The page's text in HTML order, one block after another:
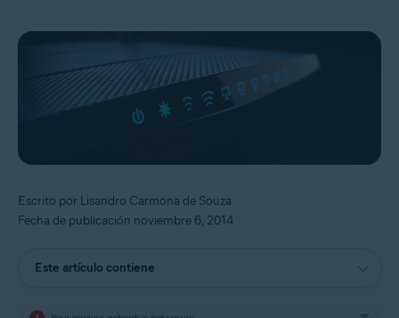
Escrito por Lisandro Carmona de Souza
Fecha de publicación noviembre 6, 2014
Este artículo contiene